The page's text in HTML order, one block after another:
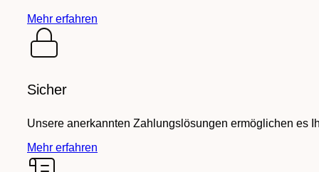
Mehr erfahren
Sicher
Unsere anerkannten Zahlungslösungen ermöglichen es
Mehr erfahren